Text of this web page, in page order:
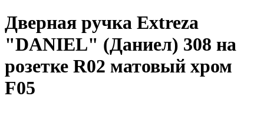
Дверная ручка Extreza
"DANIEL" (Даниел) 308 на
розетке R02 матовый хром
F05